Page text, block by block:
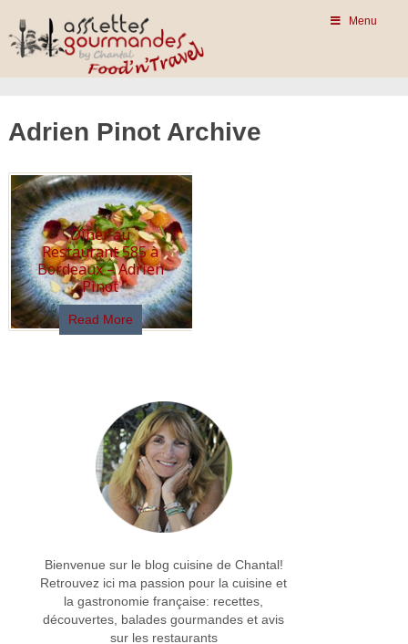
Menu
Adrien Pinot Archive
Dîner au
Restaurant 585 à
Bordeaux – Adrien
Pinot
Read More
Bienvenue sur le blog cuisine de Chantal!
Retrouvez ici ma passion pour la cuisine et
la gastronomie française: recettes,
découvertes, balades gourmandes et avis
sur les restaurants